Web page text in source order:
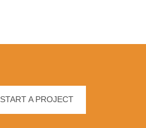
START A PROJECT